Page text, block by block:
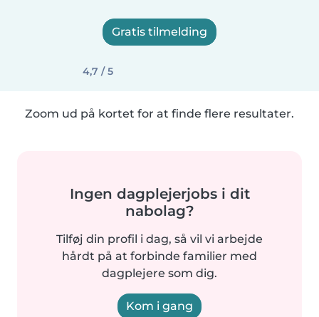
Gratis tilmelding
4,7 / 5
Zoom ud på kortet for at finde flere resultater.
Ingen dagplejerjobs i dit
nabolag?
Tilføj din profil i dag, så vil vi arbejde
hårdt på at forbinde familier med
dagplejere som dig.
Kom i gang